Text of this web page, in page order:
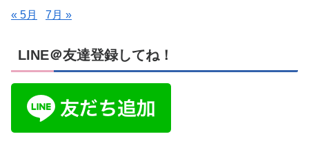
« 5月 7月 »
LINE＠友達登録してね！